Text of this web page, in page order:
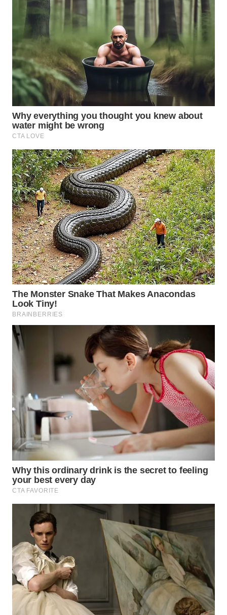
WAHANA
PERSONA
WAHANA
OTOMOTIF
WAHANA
HEALTH
WAHANA
DESA
WISATA
LAPAK
WAHANA
Wahana
Network
KONSUMEN
LISTRIK
MASYARAKAT
KELISTRIKAN
WALINKI
MARTABAT
NET
PLN
WATCH
MKLI
LPKKI
LKKI
KOPEKLIN
PORTAL
KONSUMEN